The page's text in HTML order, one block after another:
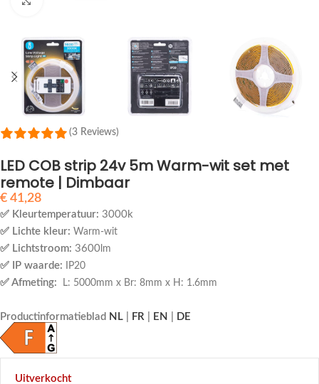
(3 Reviews)
LED COB strip 24v 5m Warm-wit set met
remote | Dimbaar
€ 41,28
✅ Kleurtemperatuur: 3000k
✅ Lichte kleur: Warm-wit
✅ Lichtstroom: 3600 lm
✅ IP waarde: IP20
✅ Afmeting: L: 5000mm x Br: 8mm x H: 1.6mm
Productinformatieblad NL FR EN DE
Uitverkocht